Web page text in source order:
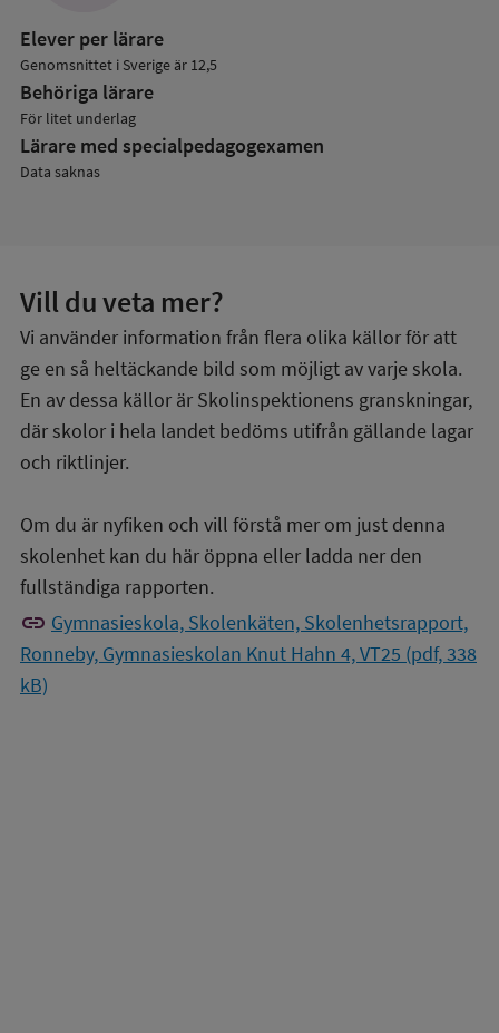
Elever per lärare
Genomsnittet i Sverige är 12,5
Behöriga lärare
För litet underlag
Lärare med specialpedagog­examen
Data saknas
Vill du veta mer?
Vi använder information från flera olika källor för att
ge en så heltäckande bild som möjligt av varje skola.
En av dessa källor är Skolinspektionens granskningar,
där skolor i hela landet bedöms utifrån gällande lagar
och riktlinjer.
Om du är nyfiken och vill förstå mer om just denna
skolenhet kan du här öppna eller ladda ner den
fullständiga rapporten.
link Gymnasieskola, Skolenkäten, Skolenhetsrapport,
Ronneby, Gymnasieskolan Knut Hahn 4, VT25 (pdf, 338
kB)